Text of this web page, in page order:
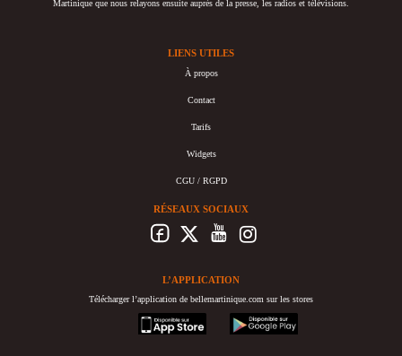
Martinique que nous relayons ensuite auprès de la presse, les radios et télévisions.
LIENS UTILES
À propos
Contact
Tarifs
Widgets
CGU / RGPD
RÉSEAUX SOCIAUX
L’APPLICATION
Télécharger l’application de bellemartinique.com sur les stores
appstore
googleplay